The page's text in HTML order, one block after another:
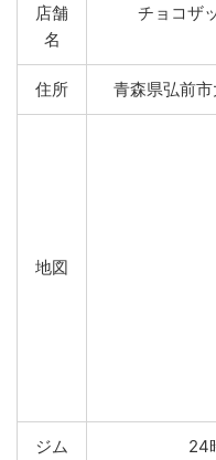
店舗
名
チョコザ
住所 青森県弘前
地図
ジム
24